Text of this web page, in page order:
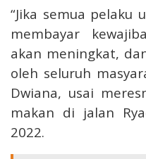
“Jika semua pelaku
membayar
akan meningkat,
oleh seluruh
Dwiana, usai
makan di jalan
2022.